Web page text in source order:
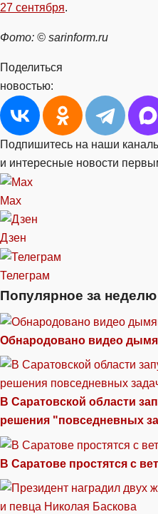
27 сентября.
Фото: © sarinform.ru
Поделиться
новостью:
Подпишитесь на наши
и интересные новости
Max
Дзен
Телеграм
Популярное за неделю
Обнародовано видео
В Саратовской области
решения "повседневных
В Саратове простятся с